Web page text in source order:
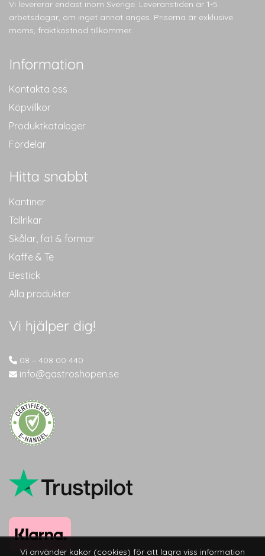
Vi levererar endast inom Sverige. Leveranstiden är 1-5
arbetsdagar, om inget annat anges. Priserna är exklusive
moms, fraktkostnad tillkommer.
Information
Kontakta oss
Köpvillkor
Produktkataloger
Fördelar
Hitta snabbt
Kantiner
Tallrikar
Skålar, fat & formar
Kaffe & Te
Bestick
Alla produkter
Vi hjälper dig!
08 – 408 00 440
info@gastroshopen.se
Vi använder kakor (cookies) för att lagra viss information